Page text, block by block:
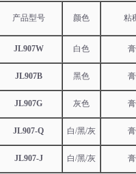
产品型号 颜色 粘
JL907W 白色
JL907B 黑色
JL907G 灰色
JL907-Q 白/黑/灰
JL907-J 白/黑/灰